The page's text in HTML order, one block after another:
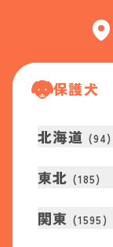
保護犬
北海道 (94)
東北 (185)
関東 (1595 )